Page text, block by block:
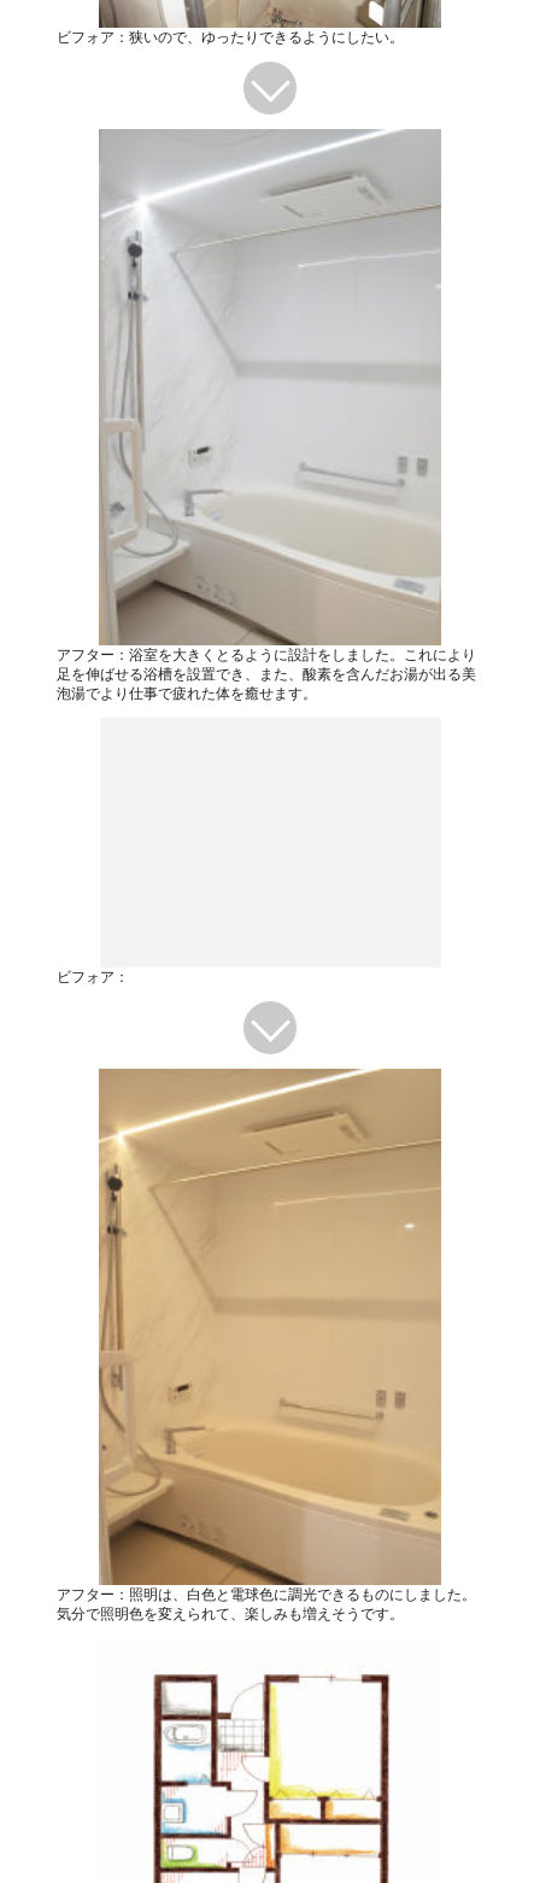
ビフォア：狭いので、ゆったりできるようにしたい。
アフター：浴室を大きくとるように設計をしました。これにより
足を伸ばせる浴槽を設置でき、また、酸素を含んだお湯が出る美
泡湯でより仕事で疲れた体を癒せます。
ビフォア：
アフター：照明は、白色と電球色に調光できるものにしました。
気分で照明色を変えられて、楽しみも増えそうです。